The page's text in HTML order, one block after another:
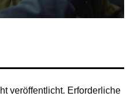
veröffentlicht. Erforderliche